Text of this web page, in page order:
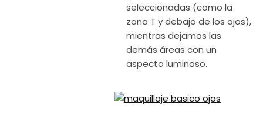
seleccionadas (como la
zona T y debajo de los ojos),
mientras dejamos las
demás áreas con un
aspecto luminoso.